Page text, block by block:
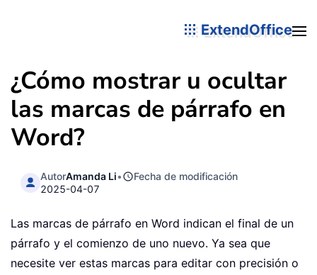
ExtendOffice
¿Cómo mostrar u ocultar
las marcas de párrafo en
Word?
AutorAmanda Li•
Fecha de modificación
2025-04-07
Las marcas de párrafo en Word indican el final de un
párrafo y el comienzo de uno nuevo. Ya sea que
necesite ver estas marcas para editar con precisión o